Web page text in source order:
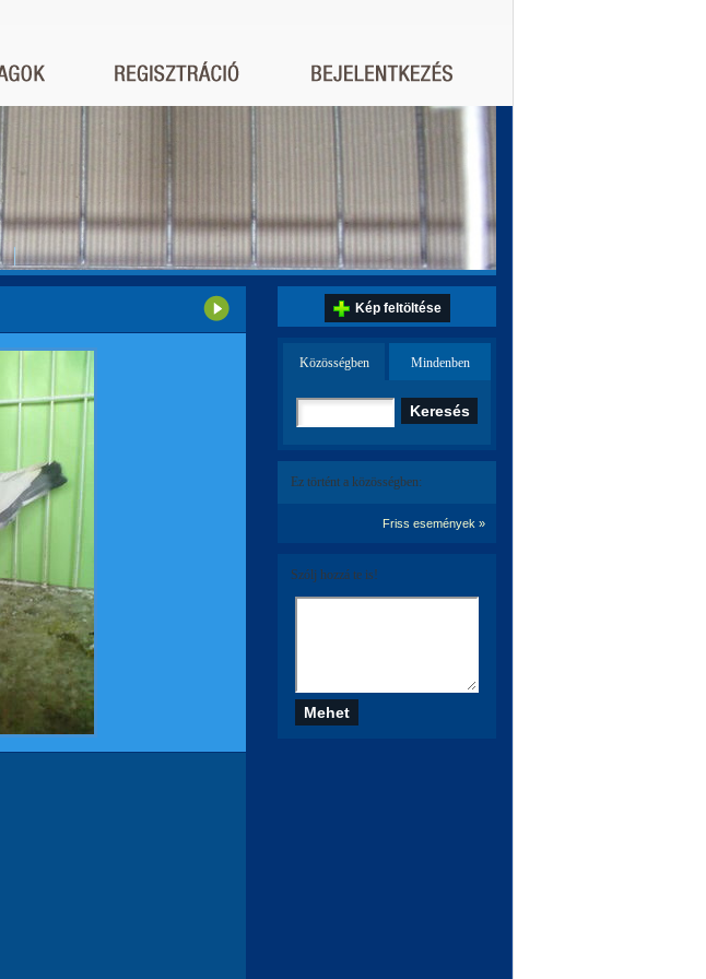
Kép feltöltése
Közösségben Mindenben
Ez történt a közösségben:
Friss események »
Szólj hozzá te is!